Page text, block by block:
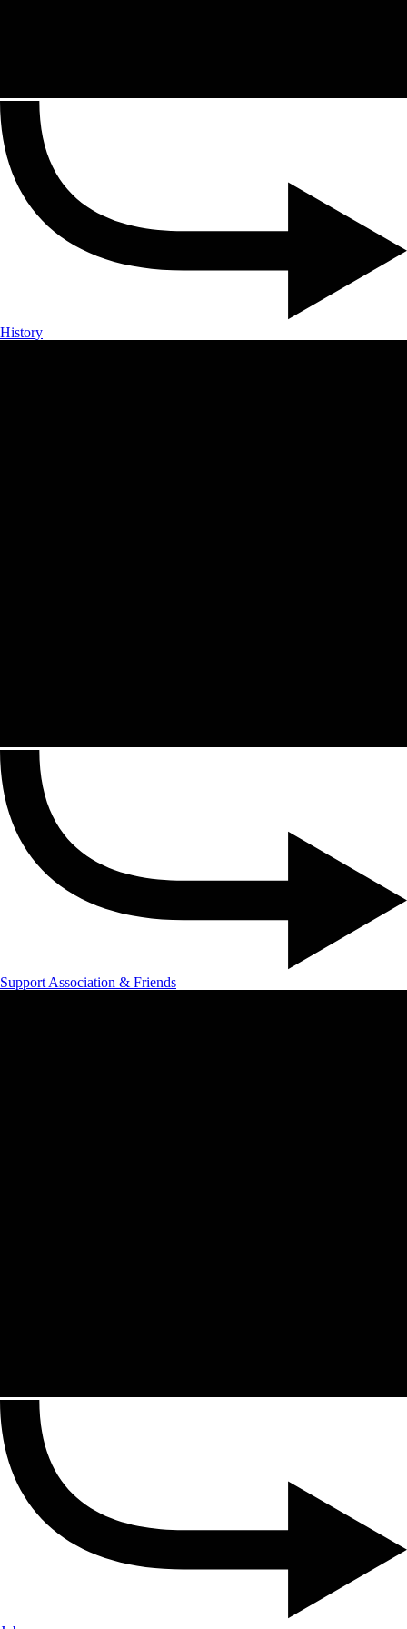
History
Support Association & Friends